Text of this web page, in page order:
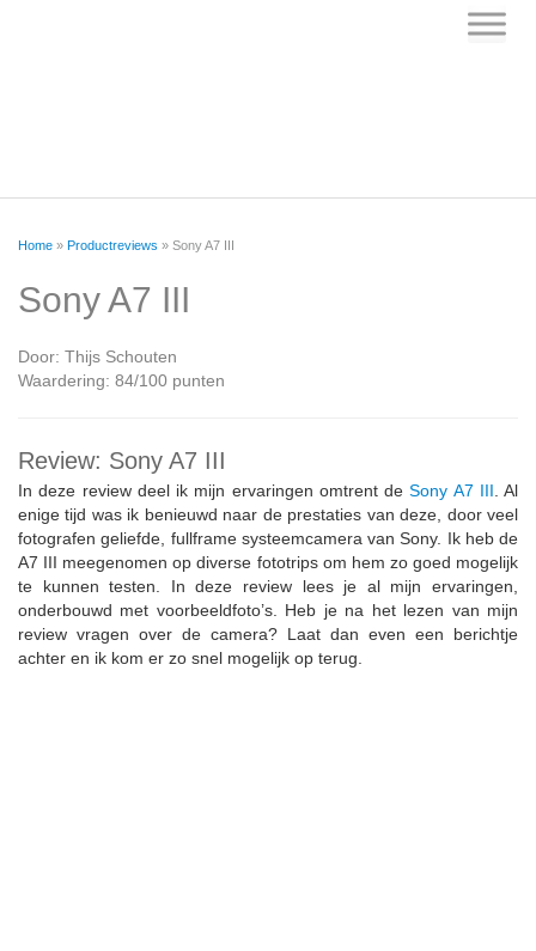
Home » Productreviews » Sony A7 III
Sony A7 III
Door: Thijs Schouten
Waardering: 84/100 punten
Review: Sony A7 III
In deze review deel ik mijn ervaringen omtrent deSony A7 III . Al
enige tijd was ik benieuwd naar de prestaties van deze, door veel
fotografen geliefde, fullframe systeemcamera van Sony. Ik heb de
A7 III meegenomen op diverse fototrips om hem zo goed mogelijk
te kunnen testen. In deze review lees je al mijn ervaringen,
onderbouwd met voorbeeldfoto’s. Heb je na het lezen van mijn
review vragen over de camera? Laat dan even een berichtje
achter en ik kom er zo snel mogelijk op terug.